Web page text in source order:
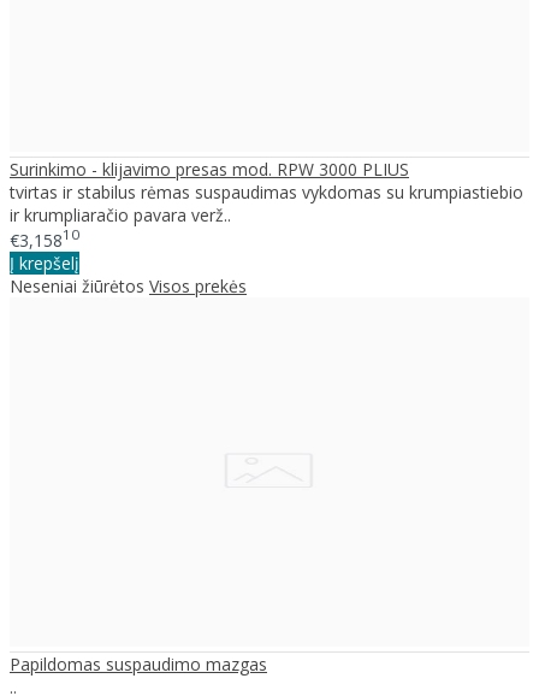
Surinkimo - klijavimo presas mod. RPW 3000 PLIUS
tvirtas ir stabilus rėmas suspaudimas vykdomas su krumpiastiebio
ir krumpliaračio pavara verž..
€3,15810
Į krepšelį
Neseniai žiūrėtos Visos prekės
Papildomas suspaudimo mazgas
..